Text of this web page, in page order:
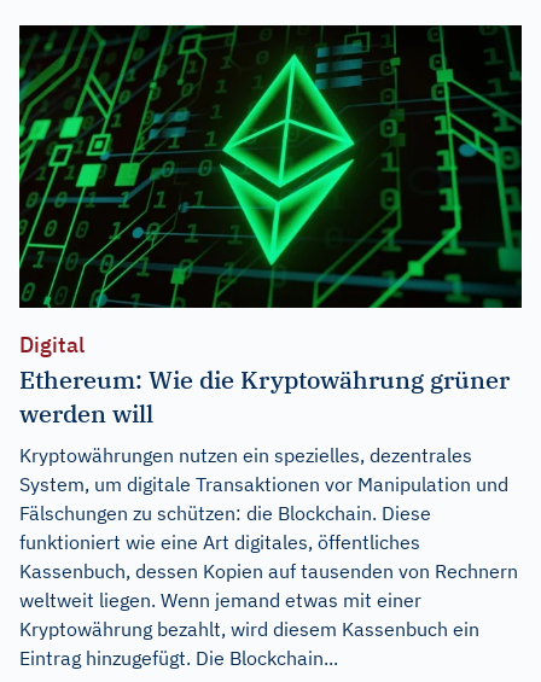
Digital
Ethereum: Wie die Kryptowährung grüner
werden will
Kryptowährungen nutzen ein spezielles, dezentrales
System, um digitale Transaktionen vor Manipulation und
Fälschungen zu schützen: die Blockchain. Diese
funktioniert wie eine Art digitales, öffentliches
Kassenbuch, dessen Kopien auf tausenden von Rechnern
weltweit liegen. Wenn jemand etwas mit einer
Kryptowährung bezahlt, wird diesem Kassenbuch ein
Eintrag hinzugefügt. Die Blockchain...